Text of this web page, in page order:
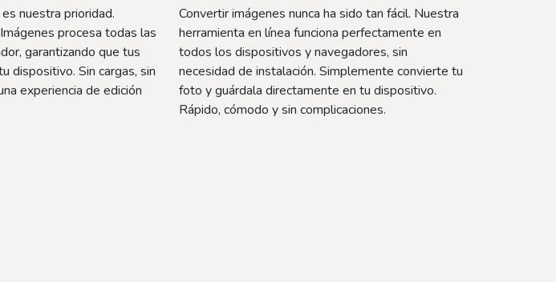
nuestra prioridad.
procesa todas las
garantizando que tus
dispositivo. Sin cargas, sin
experiencia de edición
Convertir imágenes nunca ha sido tan fácil. Nuestra
herramienta en línea funciona perfectamente en
todos los dispositivos y navegadores, sin
necesidad de instalación. Simplemente convierte tu
foto y guárdala directamente en tu dispositivo.
Rápido, cómodo y sin complicaciones.